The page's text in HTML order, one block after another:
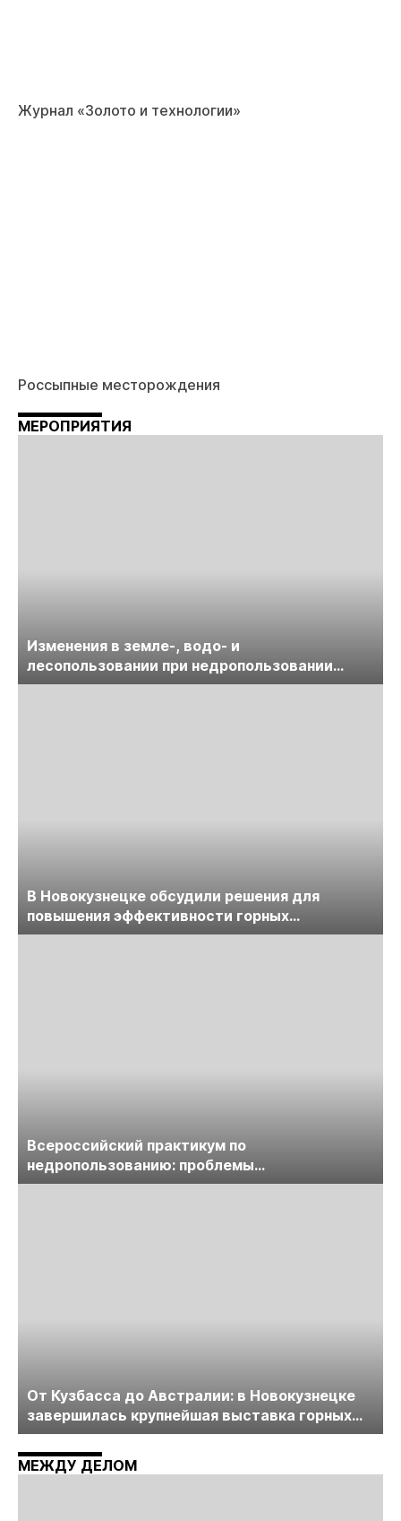
Журнал «Золото и технологии»
Россыпные месторождения
МЕРОПРИЯТИЯ
Изменения в земле-, водо- и
лесопользовании при недропользовании
обсудят на семинаре «ПравоТЭК»
В Новокузнецке обсудили решения для
повышения эффективности горных
предприятий
Всероссийский практикум по
недропользованию: проблемы
лицензирования, цифровизации, экспертизы
От Кузбасса до Австралии: в Новокузнецке
завершилась крупнейшая выставка горных
технологий «Недра России. Уголь России и
Майнинг»
МЕЖДУ ДЕЛОМ